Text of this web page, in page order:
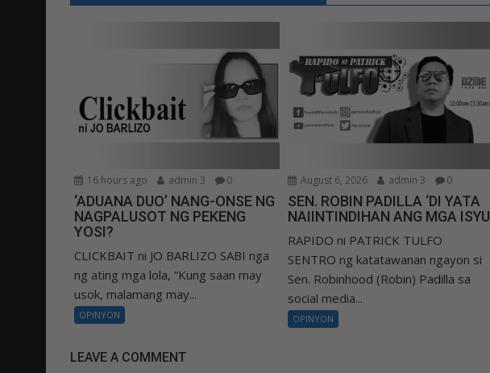
16 hours ago admin 3 0
‘ADUANA DUO’ NANG-ONSE NG
NAGPALUSOT NG PEKENG
YOSI?
CLICKBAIT ni JO BARLIZO SABI nga
ng ating mga lola, “Kung saan may
usok, malamang may...
OPINYON
August 6, 2026 admin 3 0
SEN. ROBIN PADILLA ‘DI YATA
NAIINTINDIHAN ANG MGA ISYU
RAPIDO ni PATRICK TULFO
SENTRO ng katatawanan ngayon si
Sen. Robinhood (Robin) Padilla sa
social media...
OPINYON
LEAVE A COMMENT